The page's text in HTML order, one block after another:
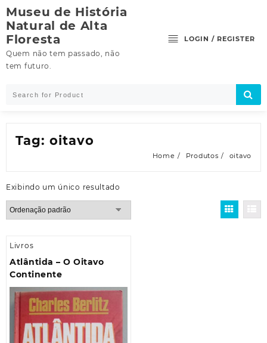
Skip
to
content
Museu de História
Natural de Alta
Floresta
Quem não tem passado, não
tem futuro.
LOGIN / REGISTER
Tag: oitavo
Home Produtos oitavo
Exibindo um único resultado
Livros
Atlântida – O Oitavo
Continente